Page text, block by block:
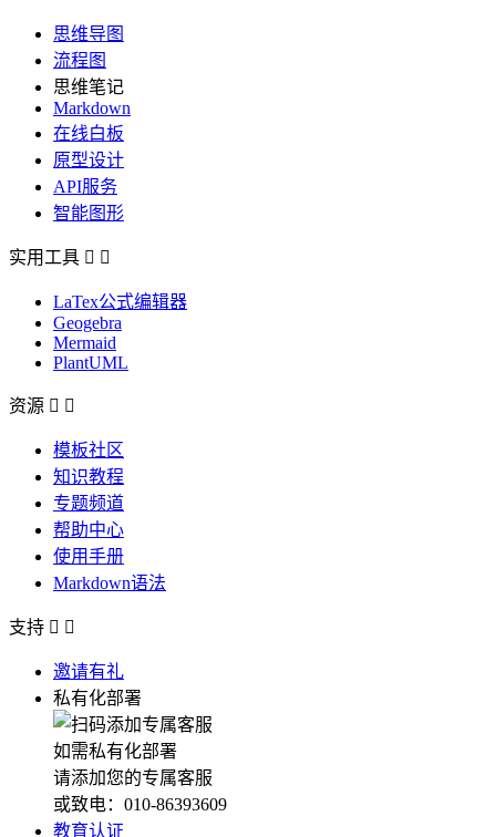
思维导图
流程图
思维笔记
Markdown
在线白板
原型设计
API服务
智能图形
实用工具  
LaTex公式编辑器
Geogebra
Mermaid
PlantUML
资源  
模板社区
知识教程
专题频道
帮助中心
使用手册
Markdown语法
支持  
邀请有礼
私有化部署
如需私有化部署
请添加您的专属客服
或致电：010-86393609
教育认证